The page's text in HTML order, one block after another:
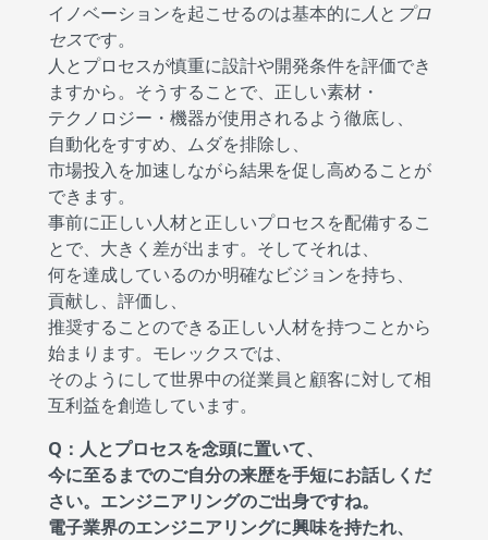
イノベーションを起こせるのは基本的に人と プロ
セスです。
人とプロセスが慎重に設計や開発条件を評価でき
ますから。そうすることで、正しい素材・
テクノロジー・機器が使用されるよう徹底し、
自動化をすすめ、ムダを排除し、
市場投入を加速しながら結果を促し高めることが
できます。
事前に正しい人材と正しいプロセスを配備するこ
とで、大きく差が出ます。そしてそれは、
何を達成しているのか明確なビジョンを持ち、
貢献し、評価し、
推奨することのできる正しい人材を持つことから
始まります。モレックスでは、
そのようにして世界中の従業員と顧客に対して相
互利益を創造しています。
Q：人とプロセスを念頭に置いて、
今に至るまでのご自分の来歴を手短にお話しくだ
さい。エンジニアリングのご出身ですね。
電子業界のエンジニアリングに興味を持たれ、